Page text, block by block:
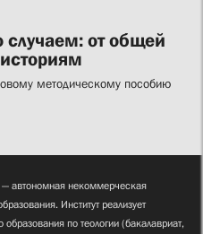
случаем: от общей
методическому пособию
— автономная некоммерческая
Институт реализует
по теологии (бакалавриат,